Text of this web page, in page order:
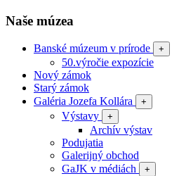
Naše múzea
Banské múzeum v prírode +
50.výročie expozície
Nový zámok
Starý zámok
Galéria Jozefa Kollára
+
Výstavy +
Archív výstav
Podujatia
Galerijný obchod
GaJK v médiách
+